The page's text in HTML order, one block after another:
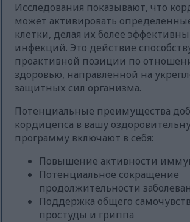
Исследования показывают, что
может активировать
клетки, делая их более
инфекций. Это действие
проактивной позиции по
здоровью, направленной на
защитных сил организма.
Потенциальные преимущества
кордицепса в вашу
программу включают в себя:
Повышение активности
Потенциальное сокращение
продолжительности
Поддержка общего
простуды и гриппа